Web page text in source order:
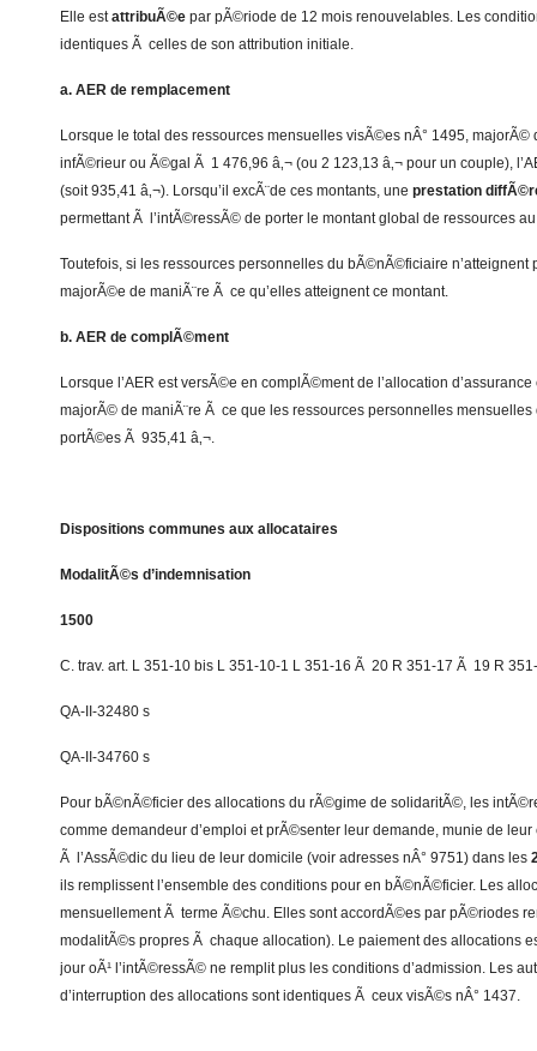
Elle estattribuÃ©e par pÃ©riode de 12 mois renouvelables. Les
identiques Ã celles de son attribution initiale.
a. AER de remplacement
Lorsque le total des ressources mensuelles visÃ©es nÂ° 1495, majorÃ©
infÃ©rieur ou Ã©gal Ã 1 476,96 â‚¬ (ou 2 123,13 â‚¬ pour un couple),
(soit 935,41 â‚¬). Lorsqu’il excÃ¨de ces montants, une prestation
permettant Ã l’intÃ©ressÃ© de porter le montant global de ressources
Toutefois, si les ressources personnelles du bÃ©nÃ©ficiaire n’atteignent
majorÃ©e de maniÃ¨re Ã ce qu’elles atteignent ce montant.
b. AER de complÃ©ment
Lorsque l’AER est versÃ©e en complÃ©ment de l’allocation
majorÃ© de maniÃ¨re Ã ce que les ressources personnelles
portÃ©es Ã 935,41 â‚¬.
Dispositions communes aux allocataires
ModalitÃ©s d’indemnisation
1500
C. trav. art. L 351-10 bis L 351-10-1 L 351-16 Ã 20 R 351-17 Ã 19 R
QA-II-32480 s
QA-II-34760 s
Pour bÃ©nÃ©ficier des allocations du rÃ©gime de solidaritÃ©, les
comme demandeur d’emploi et prÃ©senter leur demande, munie de leur
Ã l’AssÃ©dic du lieu de leur domicile (voir adresses nÂ° 9751) dans les
ils remplissent l’ensemble des conditions pour en bÃ©nÃ©ficier. Les
mensuellement Ã terme Ã©chu. Elles sont accordÃ©es par pÃ©riodes
modalitÃ©s propres Ã chaque allocation). Le paiement des allocations
jour oÃ¹ l’intÃ©ressÃ© ne remplit plus les conditions d’admission. Les
d’interruption des allocations sont identiques Ã ceux visÃ©s nÂ° 1437.